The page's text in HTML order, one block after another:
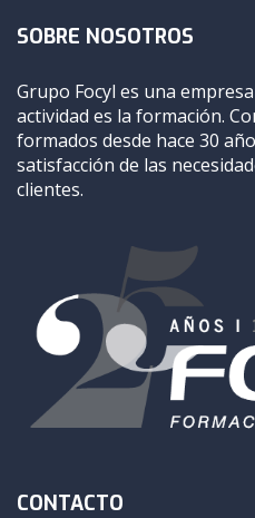
SOBRE NOSOTROS
Grupo Focyl es una
actividad es la formación.
formados desde hace 30
satisfacción de las
clientes.
CONTACTO